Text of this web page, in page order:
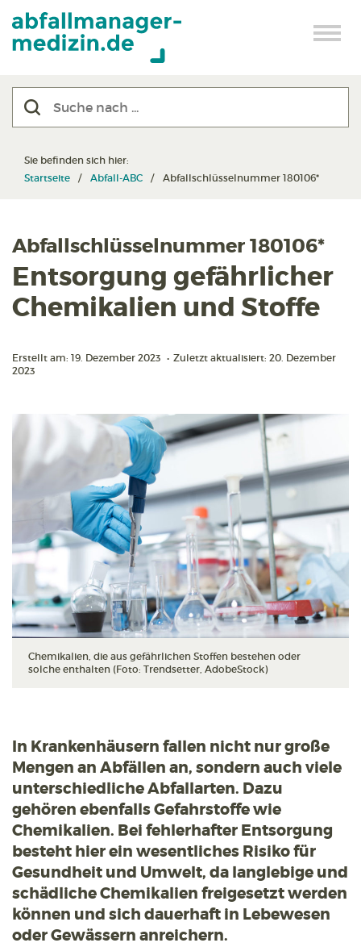
Sie befinden sich hier:
Startseite
Abfall-ABC Abfallschlüsselnummer 180106*
Abfallschlüsselnummer 180106*
Entsorgung gefährlicher
Chemikalien und Stoffe
Erstellt am: 19. Dezember 2023 • Zuletzt aktualisiert: 20. Dezember
2023
Chemikalien, die aus gefährlichen Stoffen bestehen oder
solche enthalten (Foto: Trendsetter, AdobeStock)
In Krankenhäusern fallen nicht nur große
Mengen an Abfällen an, sondern auch viele
unterschiedliche Abfallarten. Dazu
gehören ebenfalls Gefahrstoffe wie
Chemikalien. Bei fehlerhafter Entsorgung
besteht hier ein wesentliches Risiko für
Gesundheit und Umwelt, da langlebige und
schädliche Chemikalien freigesetzt werden
können und sich dauerhaft in Lebewesen
oder Gewässern anreichern.